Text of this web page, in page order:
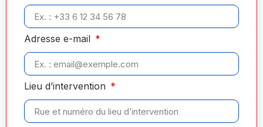
Adresse e-mail
Lieu d’intervention